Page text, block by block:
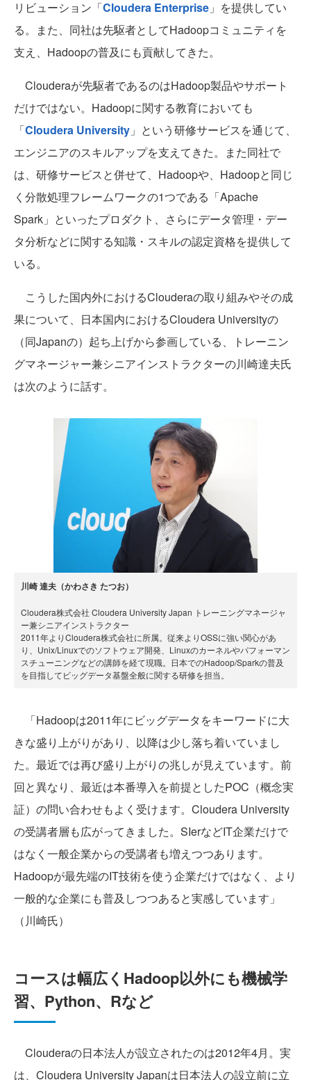
リビューション「Cloudera Enterprise 」を提供してい
る。また、同社は先駆者としてHadoopコミュニティを
支え、Hadoopの普及にも貢献してきた。
Clouderaが先駆者であるのはHadoop製品やサポート
だけではない。Hadoopに関する教育においても
「Cloudera University 」という研修サービスを通じて、
エンジニアのスキルアップを支えてきた。また同社で
は、研修サービスと併せて、Hadoopや、Hadoopと同じ
く分散処理フレームワークの1つである「Apache
Spark」といったプロダクト、さらにデータ管理・デー
タ分析などに関する知識・スキルの認定資格を提供して
いる。
こうした国内外におけるClouderaの取り組みやその成
果について、日本国内におけるCloudera Universityの
（同Japanの）起ち上げから参画している、トレーニン
グマネージャー兼シニアインストラクターの川崎達夫氏
は次のように話す。
川崎 達夫（かわさき たつお）
Cloudera株式会社 Cloudera University Japan トレーニングマネージャ
ー兼シニアインストラクター
2011年よりCloudera株式会社に所属。従来よりOSSに強い関心があ
り、Unix/Linuxでのソフトウェア開発、Linuxのカーネルやパフォーマン
スチューニングなどの講師を経て現職。日本でのHadoop/Sparkの普及
を目指してビッグデータ基盤全般に関する研修を担当。
「Hadoopは2011年にビッグデータをキーワードに大
きな盛り上がりがあり、以降は少し落ち着いていまし
た。最近では再び盛り上がりの兆しが見えています。前
回と異なり、最近は本番導入を前提としたPOC（概念実
証）の問い合わせもよく受けます。Cloudera University
の受講者層も広がってきました。SIerなどIT企業だけで
はなく一般企業からの受講者も増えつつあります。
Hadoopが最先端のIT技術を使う企業だけではなく、より
一般的な企業にも普及しつつあると実感しています」
（川崎氏）
コースは幅広くHadoop以外にも機械学
習、Python、Rなど
Clouderaの日本法人が設立されたのは2012年4月。実
は、Cloudera University Japanは日本法人の設立前に立